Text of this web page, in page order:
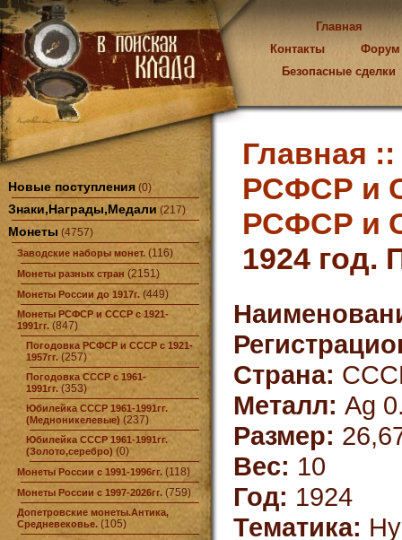
Главная
Контакты
Форум
Безопасные сделки
Новые поступления (0)
Знаки,Награды,Медали (217)
Монеты (4757)
Заводские наборы монет. (116)
Монеты разных стран (2151)
Монеты России до 1917г. (449)
Монеты РСФСР и СССР с 1921-
1991гг. (847)
Погодовка РСФСР и СССР с 1921-
1957гг. (257)
Погодовка СССР с 1961-
1991гг. (353)
Юбилейка СССР 1961-1991гг.
(Медноникелевые) (237)
Юбилейка СССР 1961-1991гг.
(Золото,серебро) (0)
Монеты России с 1991-1996гг. (118)
Монеты России с 1997-2026гг. (759)
Допетровские монеты.Антика,
Средневековье. (105)
Главная ::
РСФСР и
РСФСР и
1924 год.
Страна:
Металл: Ag
Размер:
Вес: 10
Год: 1924
Тематика: